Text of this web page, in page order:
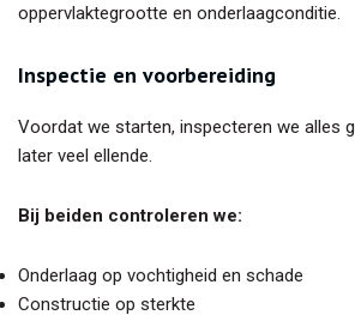
oppervlaktegrootte en onderlaagconditie.
Inspectie en voorbereiding
Voordat we starten, inspecteren we alles
later veel ellende.
Bij beiden controleren we:
Onderlaag op vochtigheid en schade
Constructie op sterkte